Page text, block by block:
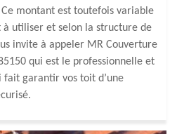
montant est toutefois variable
utiliser et selon la structure de
invite à appeler MR Couverture
qui est le professionnelle et
garantir vos toit d’une